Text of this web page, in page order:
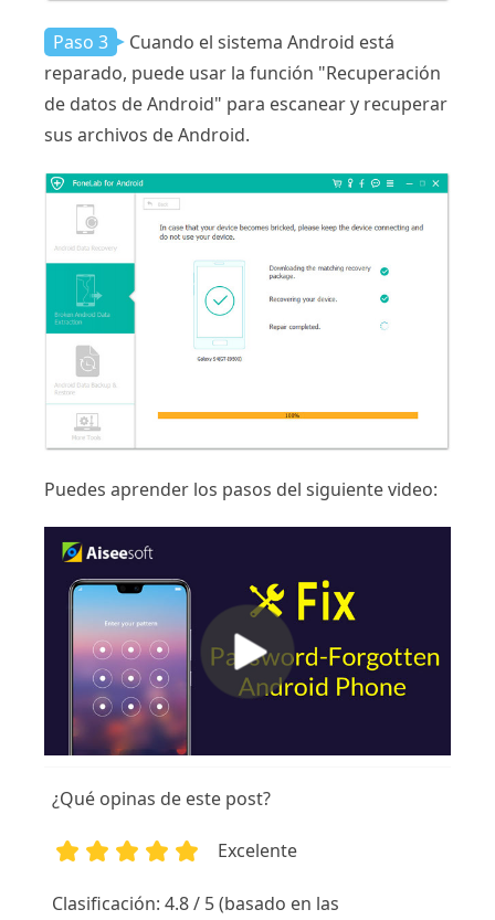
Paso 3
Cuando el sistema Android está
reparado, puede usar la función "Recuperación
de datos de Android" para escanear y recuperar
sus archivos de Android.
Puedes aprender los pasos del siguiente video:
¿Qué opinas de este post?
Excelente
Clasificación: 4.8 / 5 (basado en las